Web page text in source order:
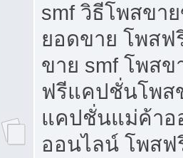
smf วิธีโพสขา
ยอดขาย โพสฟ
ขาย smf โพส
ฟรีแคปชั่นโพส
แคปชั่นแม่ค้า
ออนไลน์ โพสฟ